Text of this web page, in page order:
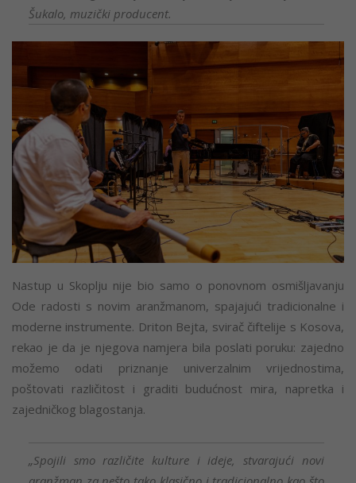
Šukalo, muzički producent.
Nastup u Skoplju nije bio samo o ponovnom osmišljavanju
Ode radosti s novim aranžmanom, spajajući tradicionalne i
moderne instrumente. Driton Bejta, svirač čiftelije s Kosova,
rekao je da je njegova namjera bila poslati poruku: zajedno
možemo odati priznanje univerzalnim vrijednostima,
poštovati različitost i graditi budućnost mira, napretka i
zajedničkog blagostanja.
„Spojili smo različite kulture i ideje, stvarajući novi